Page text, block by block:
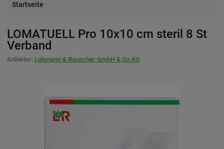
Startseite
LOMATUELL Pro 10x10 cm steril 8 St
Verband
Anbieter: Lohmann & Rauscher GmbH & Co.KG